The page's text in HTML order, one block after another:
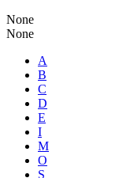
None
None
A
B
C
D
E
I
M
O
S